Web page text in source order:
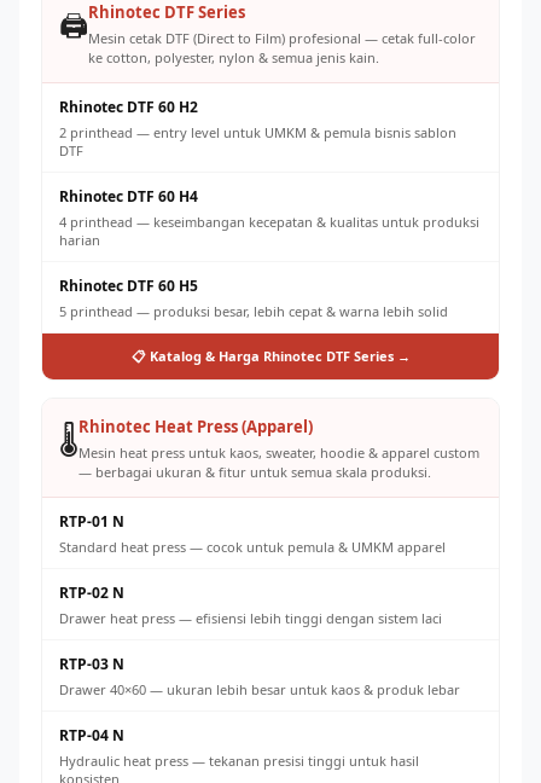
🖨️Rhinotec DTF Series
Mesin cetak DTF (Direct to Film) profesional — cetak full-color
ke cotton, polyester, nylon & semua jenis kain.
Rhinotec DTF 60 H2
2 printhead — entry level untuk UMKM & pemula bisnis sablon
DTF
Rhinotec DTF 60 H4
4 printhead — keseimbangan kecepatan & kualitas untuk produksi
harian
Rhinotec DTF 60 H5
5 printhead — produksi besar, lebih cepat & warna lebih solid
📋 Katalog & Harga Rhinotec DTF Series →
🌡️Rhinotec Heat Press (Apparel)
Mesin heat press untuk kaos, sweater, hoodie & apparel custom
— berbagai ukuran & fitur untuk semua skala produksi.
RTP-01 N
Standard heat press — cocok untuk pemula & UMKM apparel
RTP-02 N
Drawer heat press — efisiensi lebih tinggi dengan sistem laci
RTP-03 N
Drawer 40×60 — ukuran lebih besar untuk kaos & produk lebar
RTP-04 N
Hydraulic heat press — tekanan presisi tinggi untuk hasil
konsisten